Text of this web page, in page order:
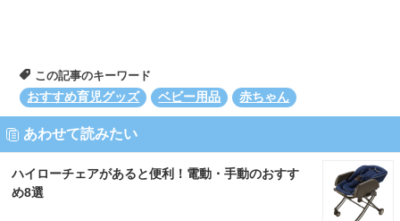
この記事のキーワード
おすすめ育児グッズ
ベビー用品 赤ちゃん
あわせて読みたい
ハイローチェアがあると便利！電動・手動のおすす
め8選